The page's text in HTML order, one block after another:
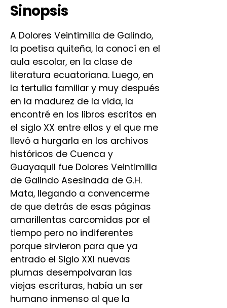
Sinopsis
A Dolores Veintimilla de Galindo,
la poetisa quiteña, la conocí en el
aula escolar, en la clase de
literatura ecuatoriana. Luego, en
la tertulia familiar y muy después
en la madurez de la vida, la
encontré en los libros escritos en
el siglo XX entre ellos y el que me
llevó a hurgarla en los archivos
históricos de Cuenca y
Guayaquil fue Dolores Veintimilla
de Galindo Asesinada de G.H.
Mata, llegando a convencerme
de que detrás de esas páginas
amarillentas carcomidas por el
tiempo pero no indiferentes
porque sirvieron para que ya
entrado el Siglo XXI nuevas
plumas desempolvaran las
viejas escrituras, había un ser
humano inmenso al que la